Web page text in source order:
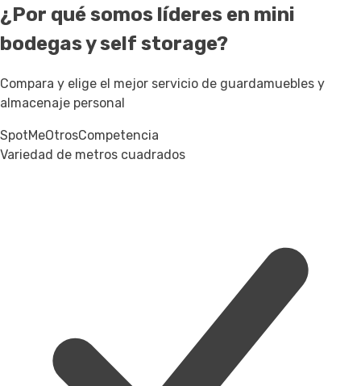
¿Por qué somos líderes en mini
bodegas y self storage?
Compara y elige el mejor servicio de guardamuebles y
almacenaje personal
SpotMeOtrosCompetencia
Variedad de metros cuadrados